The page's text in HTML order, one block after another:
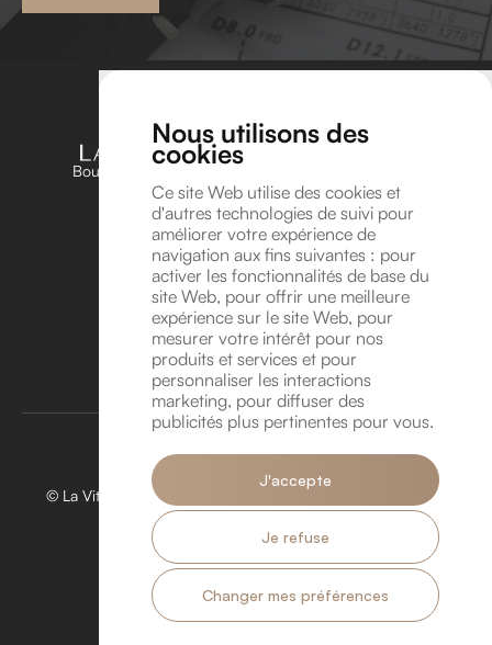
Nous utilisons des
cookies
Ce site Web utilise des cookies et
d'autres technologies de suivi pour
améliorer votre expérience de
navigation aux fins suivantes : pour
activer les fonctionnalités de base du
site Web, pour offrir une meilleure
expérience sur le site Web, pour
mesurer votre intérêt pour nos
produits et services et pour
personnaliser les interactions
marketing, pour diffuser des
publicités plus pertinentes pour vous.
J'accepte
Je refuse
Changer mes préférences
Boutique unique dédiée aux amateurs et passionnés
d’horlogerie en Belgique
Suivez-nous sur Instagram !
Suivez-nous sur YouTube !
Coordonnées
Avenue Léonard de Vinci 8A, 1300 Wavre
info@lavitrinehorlogere.be
TVA BE 1016.118.946
Rendez-vous
© La Vitrine Horlogère 2026. Tous droits réservés. Créé par
Politique de confidentialité.
Politique de Cookies.
Services
À propos Contact